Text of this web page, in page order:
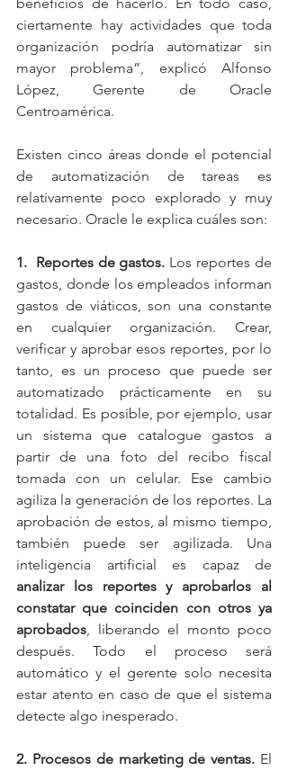
ciertamente hay actividades que toda
organización podría automatizar sin
mayor problema”, explicó Alfonso
López, Gerente de Oracle
Centroamérica.
Existen cinco áreas donde el potencial
de automatización de tareas es
relativamente poco explorado y muy
necesario. Oracle le explica cuáles son:
1.  Reportes de gastos. Los reportes de
gastos, donde los empleados informan
gastos de viáticos, son una constante
en cualquier organización. Crear,
verificar y aprobar esos reportes, por lo
tanto, es un proceso que puede ser
automatizado prácticamente en su
totalidad. Es posible, por ejemplo, usar
un sistema que catalogue gastos a
partir de una foto del recibo fiscal
tomada con un celular. Ese cambio
agiliza la generación de los reportes. La
aprobación de estos, al mismo tiempo,
también puede ser agilizada. Una
analizar los reportes y aprobarlos al
constatar que coinciden con otros ya
aprobados, liberando el monto poco
después. Todo el proceso será
automático y el gerente solo necesita
estar atento en caso de que el sistema
detecte algo inesperado.
2. Procesos de marketing de ventas. El